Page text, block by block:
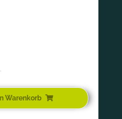
Warenkorb